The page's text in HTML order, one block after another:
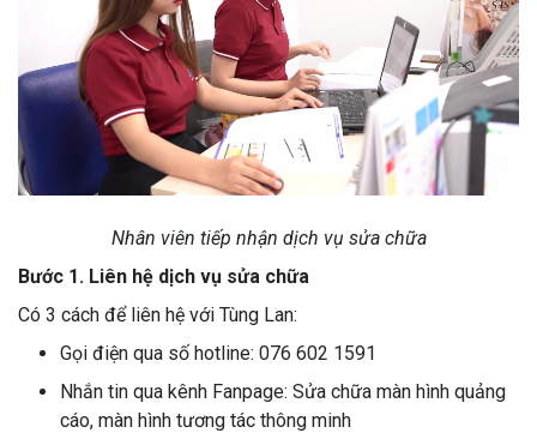
Nhân viên tiếp nhận dịch vụ sửa chữa
Bước 1. Liên hệ dịch vụ sửa chữa
Có 3 cách để liên hệ với Tùng Lan:
Gọi điện qua số hotline: 076 602 1591
Nhắn tin qua kênh Fanpage: Sửa chữa màn hình quảng
cáo, màn hình tương tác thông minh